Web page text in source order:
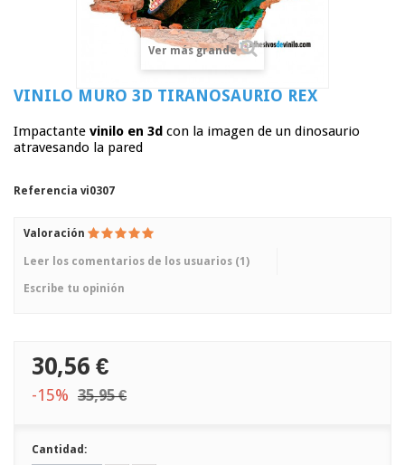
Ver más grande
VINILO MURO 3D TIRANOSAURIO REX
Impactante vinilo en 3d con la imagen de un dinosaurio
atravesando la pared
Referencia vi0307
Valoración
Leer los comentarios de los usuarios (1 )
Escribe tu opinión
30,56 €
-15% 35,95 €
Cantidad: